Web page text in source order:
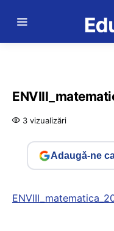
3 vizualizări
Adaugă-ne